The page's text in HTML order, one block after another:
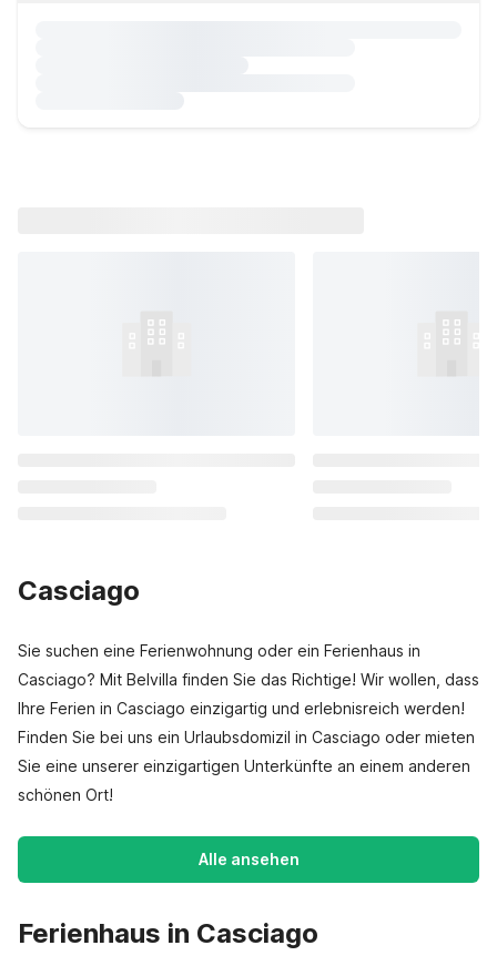
Casciago
Sie suchen eine Ferienwohnung oder ein Ferienhaus in
Casciago? Mit Belvilla finden Sie das Richtige! Wir wollen, dass
Ihre Ferien in Casciago einzigartig und erlebnisreich werden!
Finden Sie bei uns ein Urlaubsdomizil in Casciago oder mieten
Sie eine unserer einzigartigen Unterkünfte an einem anderen
schönen Ort!
Alle ansehen
Ferienhaus in Casciago